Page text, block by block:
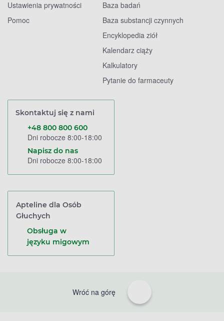
Ustawienia prywatności
Pomoc
Baza badań
Baza substancji czynnych
Encyklopedia ziół
Kalendarz ciąży
Kalkulatory
Pytanie do farmaceuty
Skontaktuj się z nami
+48 800 800 600
Dni robocze 8:00-18:00
Napisz do nas
Dni robocze 8:00-18:00
Apteline dla Osób
Głuchych
Obsługa w
języku migowym
Wróć na górę